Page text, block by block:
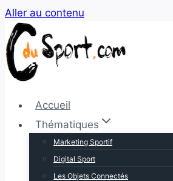
Aller au contenu
Accueil
Thématiques
Marketing Sportif
Digital Sport
Les Objets Connectés